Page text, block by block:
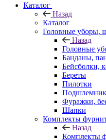
Каталог
Назад
Каталог
Головные уборы,
Назад
Головные
Банданы,
Бейсболки,
Береты
Пилотки
Фуражки,
Шапки
Комплекты
Назад
Комплекты